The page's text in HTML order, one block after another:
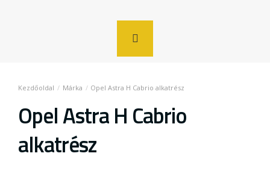
Márka Opel Astra H Cabrio alkatrész
Opel Astra H Cabrio
alkatrész